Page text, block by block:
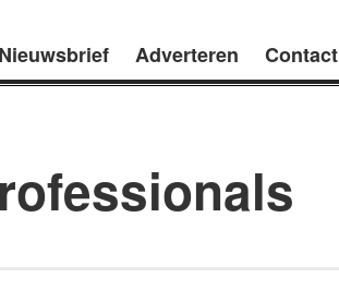
Nieuwsbrief Adverteren Contact